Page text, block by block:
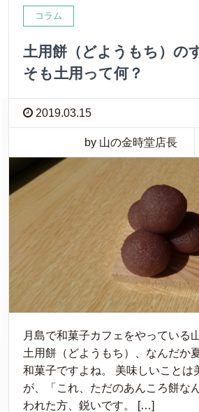
コラム
土用餅（どようもち）の
そも土用って何？
2019.03.15
by 山の金時堂店長
月島で和菓子カフェをやっている
土用餅（どようもち）、なんだか
和菓子ですよね。 美味しいことは
が、「これ、ただのあんころ餅な
われた方、鋭いです。 […]